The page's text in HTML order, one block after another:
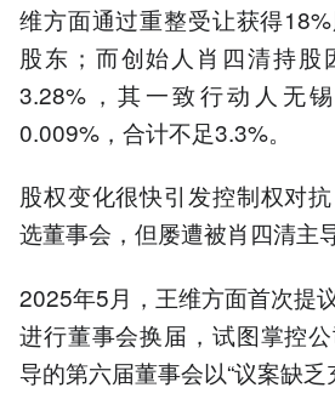
维方面通过重整受让获得
股东；而创始人肖四清持股
3.28%，其一致行动人无
0.009%，合计不足3.3%。
股权变化很快引发控制权对
选董事会，但屡遭被肖四清主
2025年5月，王维方面首次提
进行董事会换届，试图掌控
导的第六届董事会以“议案缺乏